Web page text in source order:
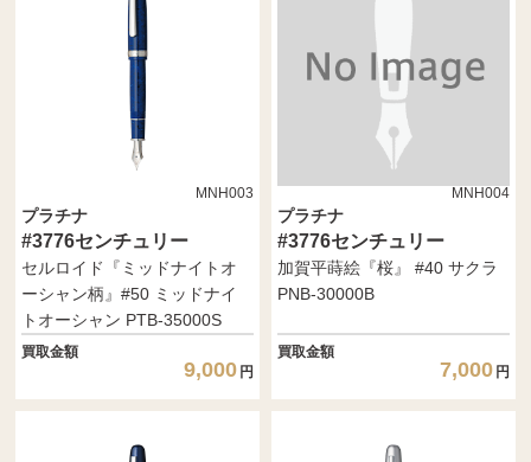
MNH003
プラチナ
#3776センチュリー
セルロイド『ミッドナイトオ
ーシャン柄』#50 ミッドナイ
トオーシャン PTB-35000S
買取金額
9,000 円
MNH004
プラチナ
#3776センチュリー
加賀平蒔絵『桜』 #40 サクラ
PNB-30000B
買取金額
7,000 円